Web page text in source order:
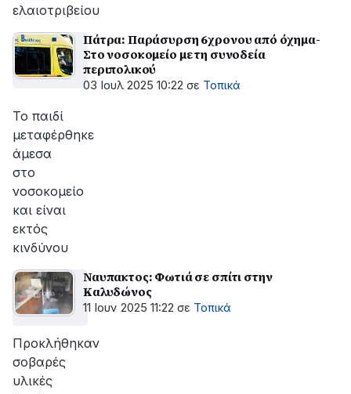
ελαιοτριβείου
Πάτρα: Παράσυρση 6χρονου από όχημα-
Στο νοσοκομείο με τη συνοδεία
περιπολικού
03 Ιουλ 2025 10:22 σε Τοπικά
Το παιδί
μεταφέρθηκε
άμεσα
στο
νοσοκομείο
και είναι
εκτός
κινδύνου
Ναυπακτος: Φωτιά σε σπίτι στην
Καλυδώνος
11 Ιουν 2025 11:22 σε Τοπικά
Προκλήθηκαν
σοβαρές
υλικές